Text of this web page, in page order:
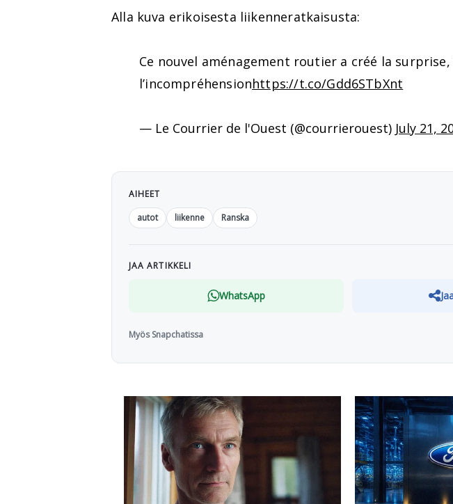
Alla kuva erikoisesta liikenneratkaisusta:
Ce nouvel aménagement routier a créé la
l’incompréhensionhttps://t.co/Gdd6STbXnt
— Le Courrier de l'Ouest (@courrierouest) July 21,
AIHEET
autot
liikenne Ranska
JAA ARTIKKELI
WhatsApp
Myös Snapchatissa